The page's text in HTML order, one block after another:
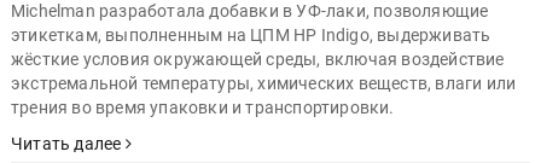
Michelman разработала добавки в УФ-лаки, позволяющие
этикеткам, выполненным на ЦПМ HP Indigo, выдерживать
жёсткие условия окружающей среды, включая воздействие
экстремальной температуры, химических веществ, влаги или
трения во время упаковки и транспортировки.
Читать далее